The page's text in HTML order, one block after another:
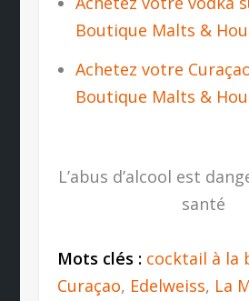
Boutique Malts &
Achetez votre
Boutique Malts &
L’abus d’alcool est
santé
Mots clés : cocktail à la
Curaçao, Edelweiss, La